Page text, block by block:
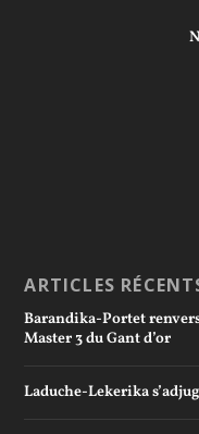
ARTICLES
Barandika-Portet
Master 3 du Gant d’or
Laduche-Lekerika